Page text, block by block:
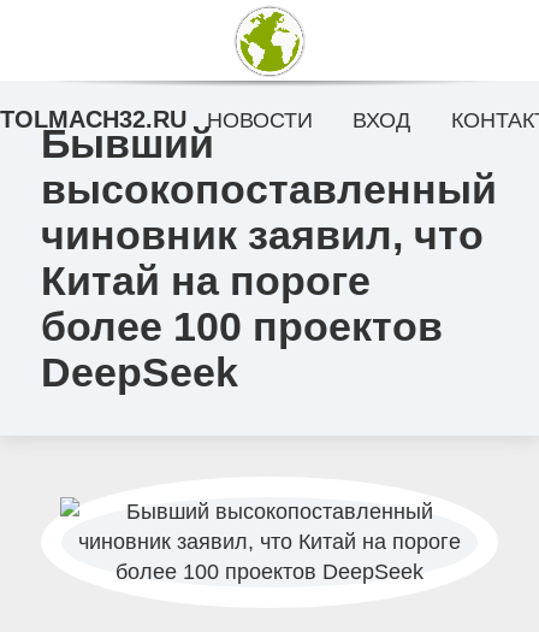
Бывший
высокопоставленный
чиновник заявил, что
Китай на пороге
более 100 проектов
DeepSeek
TOLMACH32.RU НОВОСТИ ВХОД